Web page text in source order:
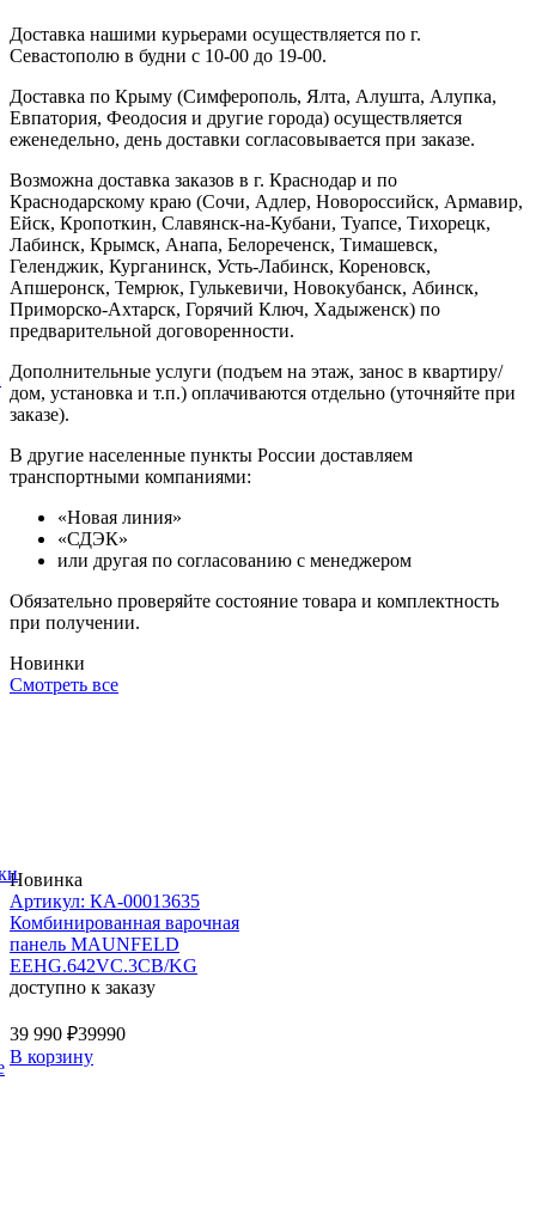
Доставка нашими курьерами осуществляется по г.
Севастополю в будни с 10-00 до 19-00.
Доставка по Крыму (Симферополь, Ялта, Алушта, Алупка,
Евпатория, Феодосия и другие города) осуществляется
еженедельно, день доставки согласовывается при заказе.
Возможна доставка заказов в г. Краснодар и по
Краснодарскому краю (Сочи, Адлер, Новороссийск, Армавир,
Ейск, Кропоткин, Славянск-на-Кубани, Туапсе, Тихорецк,
Лабинск, Крымск, Анапа, Белореченск, Тимашевск,
Геленджик, Курганинск, Усть-Лабинск, Кореновск,
Апшеронск, Темрюк, Гулькевичи, Новокубанск, Абинск,
Приморско-Ахтарск, Горячий Ключ, Хадыженск) по
предварительной договоренности.
Дополнительные услуги (подъем на этаж, занос в квартиру/
дом, установка и т.п.) оплачиваются отдельно (уточняйте при
заказе).
В другие населенные пункты России доставляем
транспортными компаниями:
«Новая линия»
«СДЭК»
или другая по согласованию с менеджером
Обязательно проверяйте состояние товара и комплектность
при получении.
Новинки
Смотреть все
Новинка
Артикул: КА-00013635
Комбинированная варочная
панель MAUNFELD
EEHG.642VC.3CB/KG
доступно к заказу
39 990 ₽39990
В корзину